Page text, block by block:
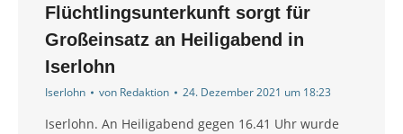
Flüchtlingsunterkunft sorgt für
Großeinsatz an Heiligabend in
Iserlohn
Iserlohn von Redaktion 24. Dezember 2021 um 18:23
Iserlohn. An Heiligabend gegen 16.41 Uhr wurde